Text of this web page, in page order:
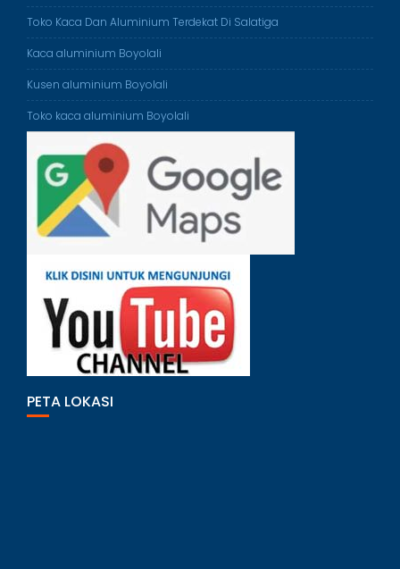
Toko Kaca Dan Aluminium Terdekat Di Salatiga
Kaca aluminium Boyolali
Kusen aluminium Boyolali
Toko kaca aluminium Boyolali
PETA LOKASI